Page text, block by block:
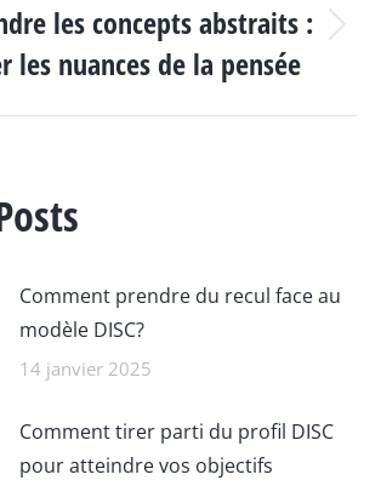
Article
suivant
:
les concepts abstraits :
les nuances de la pensée
Comment prendre du recul face au
modèle DISC?
14 janvier 2025
Comment tirer parti du profil DISC
pour atteindre vos objectifs